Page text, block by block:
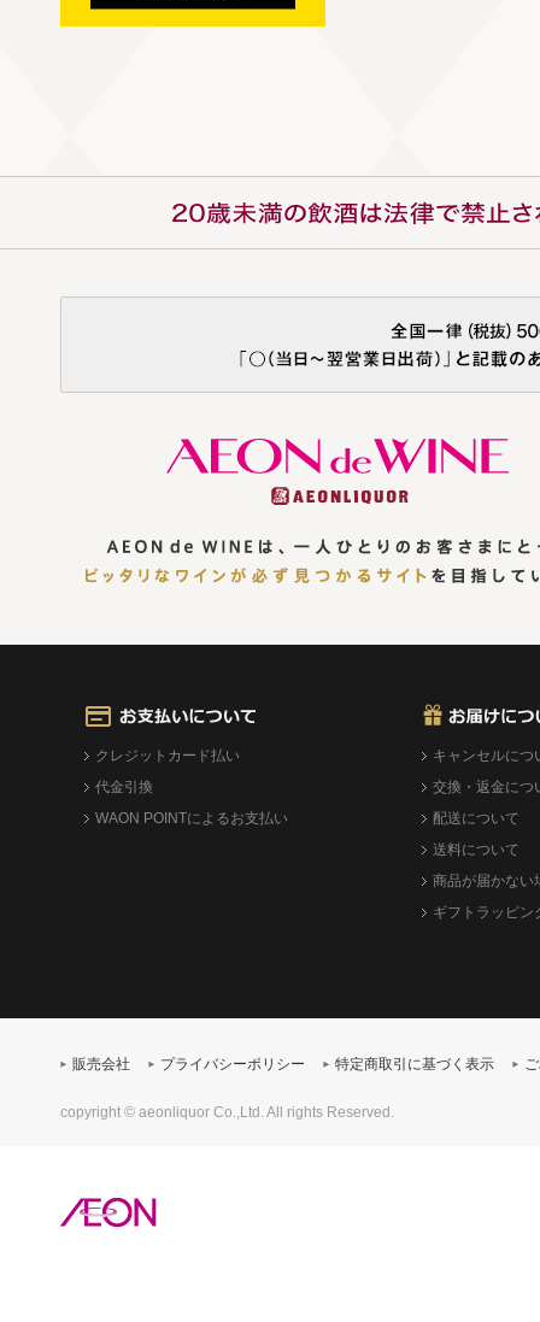
クレジットカード払い
代金引換
WAON POINTによるお支払い
キャンセルにつ
交換・返金につ
配送について
送料について
商品が届かない
ギフトラッピン
販売会社 プライバシーポリシー 特定商取引に基づく表示
copyright © aeonliquor Co.,Ltd. All rights Reserved.